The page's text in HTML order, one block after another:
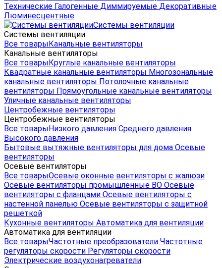
Технические Галогенные Диммируемые Декоративные
Люминесцентные
Системы вентиляции
Системы вентиляции
Все товарыКанальные вентиляторы
Канальные вентиляторы
Все товарыКруглые канальные вентиляторы
Квадратные канальные вентиляторы Многозональные
канальные вентиляторы Потолочные канальные
вентиляторы Прямоугольные канальные вентиляторы
Уличные канальные вентиляторы
Центробежные вентиляторы
Центробежные вентиляторы
Все товарыНизкого давления Среднего давления
Высокого давления
Бытовые вытяжные вентиляторы для дома Осевые
вентиляторы
Осевые вентиляторы
Все товарыОсевые оконные вентиляторы с жалюзи
Осевые вентиляторы промышленные ВО Осевые
вентиляторы с фланцами Осевые вентиляторы с
настенной панелью Осевые вентиляторы с защитной
решеткой
Кухонные вентиляторы Автоматика для вентиляции
Автоматика для вентиляции
Все товарыЧастотные преобразователи Частотные
регуляторы скорости Регуляторы скорости
Электрические воздухонагреватели